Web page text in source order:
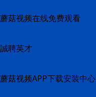
蘑菇视频在线免费观看
誠聘英才
蘑菇视频APP下载安装中心